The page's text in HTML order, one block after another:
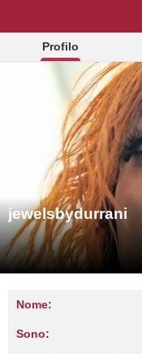
Profilo
jewelsbydurrani
Nome:
Sono: